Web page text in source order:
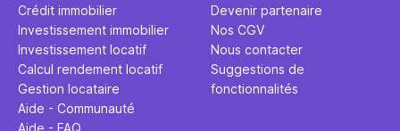
Crédit immobilier
Investissement immobilier
Investissement locatif
Calcul rendement locatif
Gestion locataire
Aide - Communauté
Aide - FAQ
Devenir partenaire
Nos CGV
Nous contacter
Suggestions de
fonctionnalités